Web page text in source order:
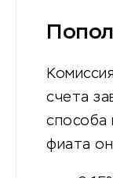
счета
способа
фиата